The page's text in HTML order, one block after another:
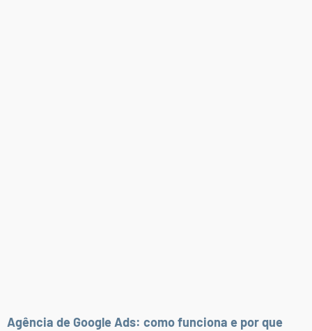
Agência de Google Ads: como funciona e por que